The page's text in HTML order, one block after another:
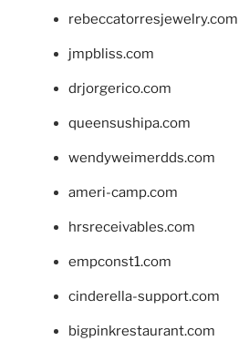
rebeccatorresjewelry.com
jmpbliss.com
drjorgerico.com
queensushipa.com
wendyweimerdds.com
ameri-camp.com
hrsreceivables.com
empconst1.com
cinderella-support.com
bigpinkrestaurant.com